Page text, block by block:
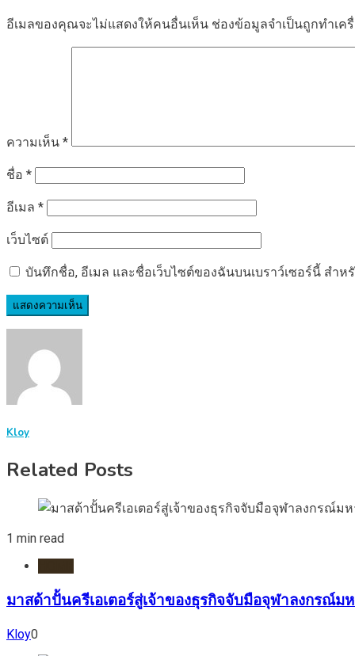
อีเมลของคุณจะไม่แสดงให้คนอื่นเห็น ช่องข้อมูลจำเป็นถูกทำเค
ความเห็น *
ชื่อ *
อีเมล *
เว็บไซต์
บันทึกชื่อ, อีเมล และชื่อเว็บไซต์ของฉันบนเบราว์เซอร์นี้ สำห
Kloy
Related Posts
1 min read
มาสด้าปั้นครีเอเตอร์สู่เจ้าของธุรกิจจับมือจุฬาลงกรณ์
Kloy0